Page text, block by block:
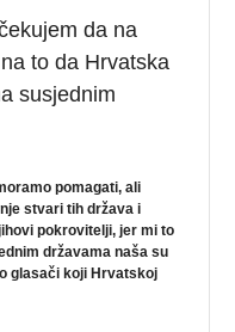
da na
to da Hrvatska
susjednim
pomagati, ali
stvari tih država i
pokrovitelji, jer mi to
državama naša su
glasači koji Hrvatskoj